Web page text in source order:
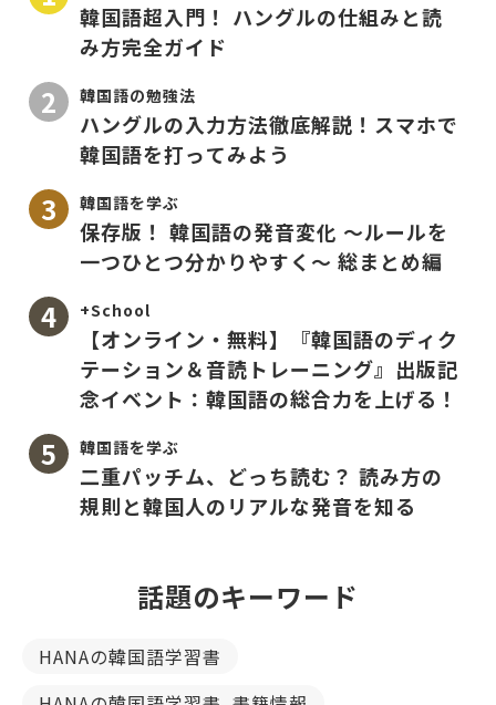
韓国語超入門！ ハングルの仕組みと読
み方完全ガイド
韓国語の勉強法
ハングルの入力方法徹底解説！スマホで
韓国語を打ってみよう
韓国語を学ぶ
保存版！ 韓国語の発音変化 〜ルールを
一つひとつ分かりやすく〜 総まとめ編
+School
【オンライン・無料】『韓国語のディク
テーション＆音読トレーニング』出版記
念イベント：韓国語の総合力を上げる！
韓国語を学ぶ
二重パッチム、どっち読む？ 読み方の
規則と韓国人のリアルな発音を知る
話題のキーワード
HANAの韓国語学習書